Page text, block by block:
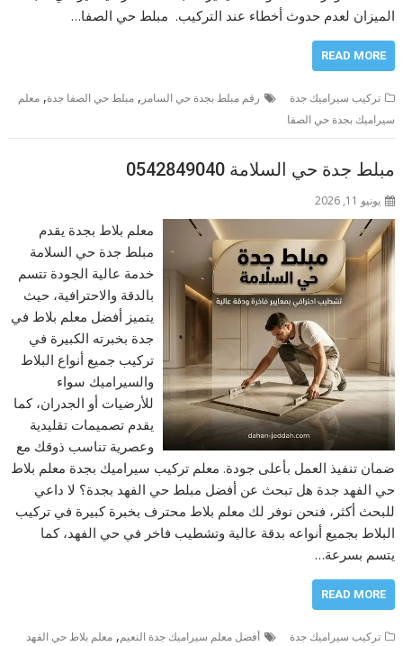
الميزان لعدم حدوث أخطاء عند التركيب. مبلط حي الصفا…
READ MORE
تركيب سيراميك جدة رقم مبلط بجدة حي السامر ,مبلط حي الصفا جدة,معلم
سيراميك بجدة حي الصفا
مبلط جدة حي السلامة 0542849040
يونيو 11, 2026
معلم بلاط بجدة يقدم
مبلط جدة حي السلامة
خدمة عالية الجودة تتسم
بالدقة والاحترافية، حيث
يتميز أفضل معلم بلاط في
جدة بخبرته الكبيرة في
تركيب جميع أنواع البلاط
والسيراميك سواء
للأرضيات أو الجدران، كما
يقدم تصميمات تقليدية
وعصرية تناسب ذوقك مع
ضمان تنفيذ العمل بأعلى جودة. معلم تركيب سيراميك بجدة معلم بلاط
حي الفهد جدة هل تبحث عن أفضل مبلط حي الفهد بجدة؟ لا داعي
للبحث أكثر، فنحن نوفر لك معلم بلاط محترف بخبرة كبيرة في تركيب
البلاط بجميع أنواعه بدقة عالية وتشطيب فاخر في حي الفهد، كما
يتسم بسرعة…
READ MORE
تركيب سيراميك جدة أفضل معلم سيراميك جدة النعيم,معلم بلاط حي الفهد